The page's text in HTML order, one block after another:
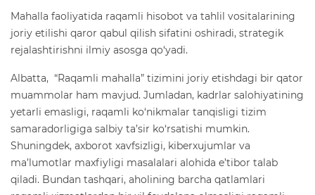
Mahalla faoliyatida raqamli hisobot va tahlil vositalarining
joriy etilishi qaror qabul qilish sifatini oshiradi, strategik
rejalashtirishni ilmiy asosga qo‘yadi.
Albatta, “Raqamli mahalla” tizimini joriy etishdagi bir qator
muammolar ham mavjud. Jumladan, kadrlar salohiyatining
yetarli emasligi, raqamli ko‘nikmalar tanqisligi tizim
samaradorligiga salbiy ta’sir ko‘rsatishi mumkin.
Shuningdek, axborot xavfsizligi, kiberxujumlar va
ma’lumotlar maxfiyligi masalalari alohida e’tibor talab
qiladi. Bundan tashqari, aholining barcha qatlamlari